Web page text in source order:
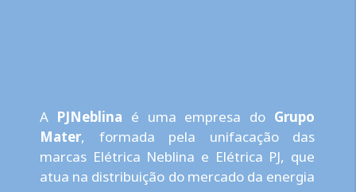
A PJNeblina é uma empresa do Grupo
Mater, formada pela unifacação das
marcas Elétrica Neblina e Elétrica PJ, que
atua na distribuição do mercado da energia